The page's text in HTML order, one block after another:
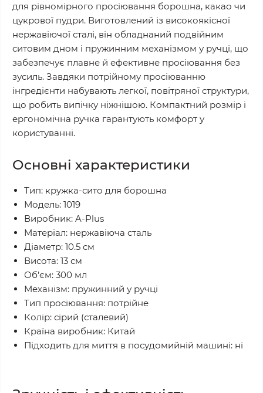
для рівномірного просіювання борошна, какао чи
цукрової пудри. Виготовлений із високоякісної
нержавіючої сталі, він обладнаний подвійним
ситовим дном і пружинним механізмом у ручці, що
забезпечує плавне й ефективне просіювання без
зусиль. Завдяки потрійному просіюванню
інгредієнти набувають легкої, повітряної структури,
що робить випічку ніжнішою. Компактний розмір і
ергономічна ручка гарантують комфорт у
користуванні.
Основні характеристики
Тип: кружка-сито для борошна
Модель: 1019
Виробник: A-Plus
Матеріал: нержавіюча сталь
Діаметр: 10.5 см
Висота: 13 см
Об’єм: 300 мл
Механізм: пружинний у ручці
Тип просіювання: потрійне
Колір: сірий (сталевий)
Країна виробник: Китай
Підходить для миття в посудомийній машині: ні